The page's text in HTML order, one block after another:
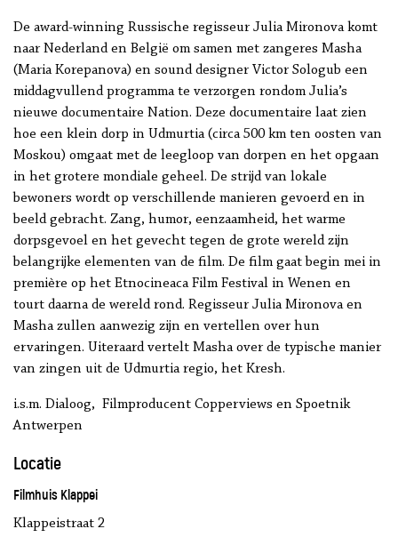
De award-winning Russische regisseur Julia Mironova komt
naar Nederland en België om samen met zangeres Masha
(Maria Korepanova) en sound designer Victor Sologub een
middagvullend programma te verzorgen rondom Julia’s
nieuwe documentaire Nation. Deze documentaire laat zien
hoe een klein dorp in Udmurtia (circa 500 km ten oosten van
Moskou) omgaat met de leegloop van dorpen en het opgaan
in het grotere mondiale geheel. De strijd van lokale
bewoners wordt op verschillende manieren gevoerd en in
beeld gebracht. Zang, humor, eenzaamheid, het warme
dorpsgevoel en het gevecht tegen de grote wereld zijn
belangrijke elementen van de film. De film gaat begin mei in
première op het Etnocineaca Film Festival in Wenen en
tourt daarna de wereld rond. Regisseur Julia Mironova en
Masha zullen aanwezig zijn en vertellen over hun
ervaringen. Uiteraard vertelt Masha over de typische manier
van zingen uit de Udmurtia regio, het Kresh.
i.s.m. Dialoog, Filmproducent Copperviews en Spoetnik
Antwerpen
Locatie
Filmhuis Klappei
Klappeistraat 2